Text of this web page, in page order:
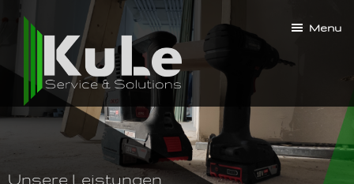
content
Service
Solutions
Menu
Unsere Leistungen